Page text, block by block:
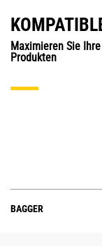
Maximieren Sie
Produkten
BAGGER